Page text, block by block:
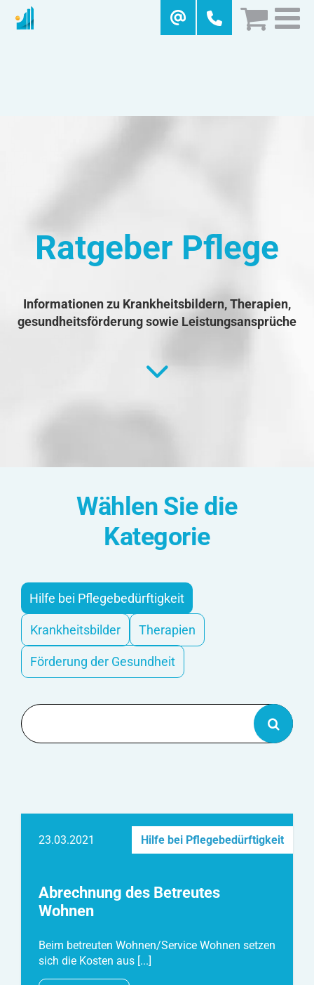
Ratgeber Pflege
Informationen zu Krankheitsbildern, Therapien,
gesundheitsförderung sowie Leistungsansprüche
Wählen Sie die
Kategorie
Hilfe bei Pflegebedürftigkeit
Krankheitsbilder Therapien
Förderung der Gesundheit
nach:
23.03.2021 Hilfe bei Pflegebedürftigkeit
Abrechnung des Betreutes
Wohnen
Beim betreuten Wohnen/Service Wohnen setzen
sich die Kosten aus [...]